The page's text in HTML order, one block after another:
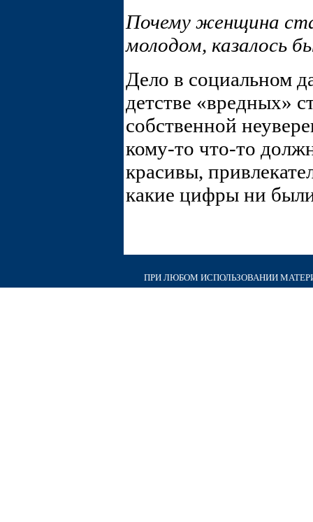
Почему женщина
молодом, казалось
Дело в социальном
детстве «вредных»
собственной
кому-то что-то
красивы,
какие цифры ни
ПРИ ЛЮБОМ ИСПОЛЬЗОВАНИИ